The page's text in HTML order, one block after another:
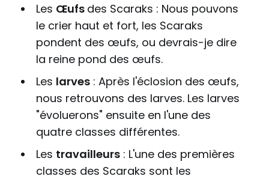
Les Œufs des Scaraks : Nous pouvons
le crier haut et fort, les Scaraks
pondent des œufs, ou devrais-je dire
la reine pond des œufs.
Les larves: Après l'éclosion des œufs,
nous retrouvons des larves. Les larves
"évoluerons" ensuite en l'une des
quatre classes différentes.
Les travailleurs: L'une des premières
classes des Scaraks sont les